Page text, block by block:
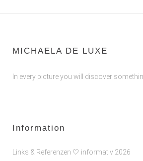
MICHAELA DE LUXE
In every picture you will discover
Information
Links & Referenzen 🤍 informativ 2026